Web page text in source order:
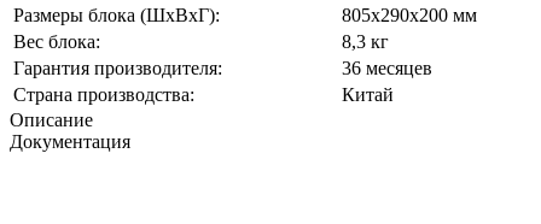
Размеры блока (ШхВхГ):
805х290х200 мм
Вес блока:
8,3 кг
Гарантия производителя:
36 месяцев
Страна производства:
Китай
Описание
Документация